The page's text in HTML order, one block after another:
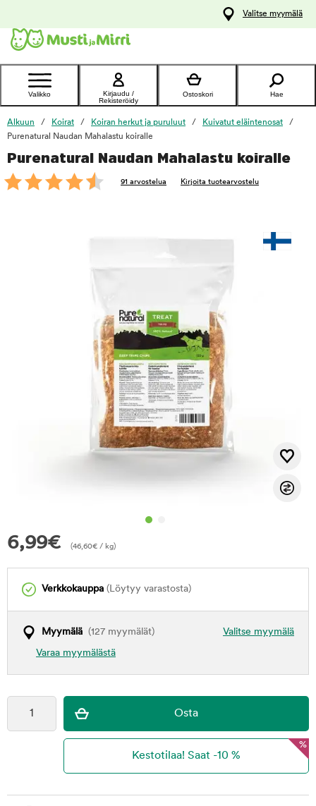
Ota yhteyttä
asiakaspalveluun
Valitse myymälä
Valikko
Kirjaudu /
Rekisteröidy
Ostoskori Hae
Alkuun Koirat Koiran herkut ja puruluut
Kuivatut eläintenosat
Purenatural Naudan Mahalastu koiralle
Purenatural Naudan Mahalastu koiralle
91 arvostelua Kirjoita tuotearvostelu
6,99€ (46,60€ / kg)
Verkkokauppa (Löytyy varastosta)
Valitse myymälä
Myymälä (127 myymälät)
Varaa myymälästä
foo
%